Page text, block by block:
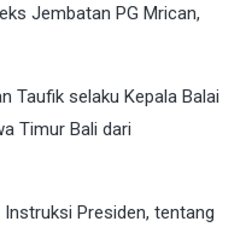
Jembatan PG Mrican,
Taufik selaku Kepala Balai
Timur Bali dari
Presiden, tentang